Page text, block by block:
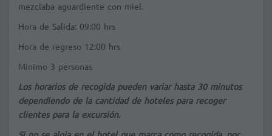
mezclaba aguardiente con miel.
Hora de Salida: 09:00 hrs
Hora de regreso 12:00 hrs
Minimo 3 personas
Los horarios de recogida pueden variar hasta 30 minutos
dependiendo de la cantidad de hoteles para recoger
clientes para la excursión.